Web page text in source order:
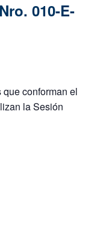
010-E-
conforman el
la Sesión